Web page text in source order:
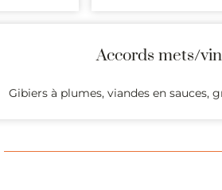
Accords mets/vin
Gibiers à plumes, viandes en sauces,